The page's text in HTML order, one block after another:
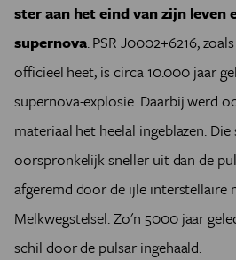
ster aan het eind van zijn leven
supernova. PSR J0002+6216,
officieel heet, is circa 10.000 jaar
supernova-explosie. Daarbij werd
materiaal het heelal ingeblazen.
oorspronkelijk sneller uit dan de
afgeremd door de ijle interstellaire
Melkwegstelsel. Zo'n 5000 jaar
schil door de pulsar ingehaald.